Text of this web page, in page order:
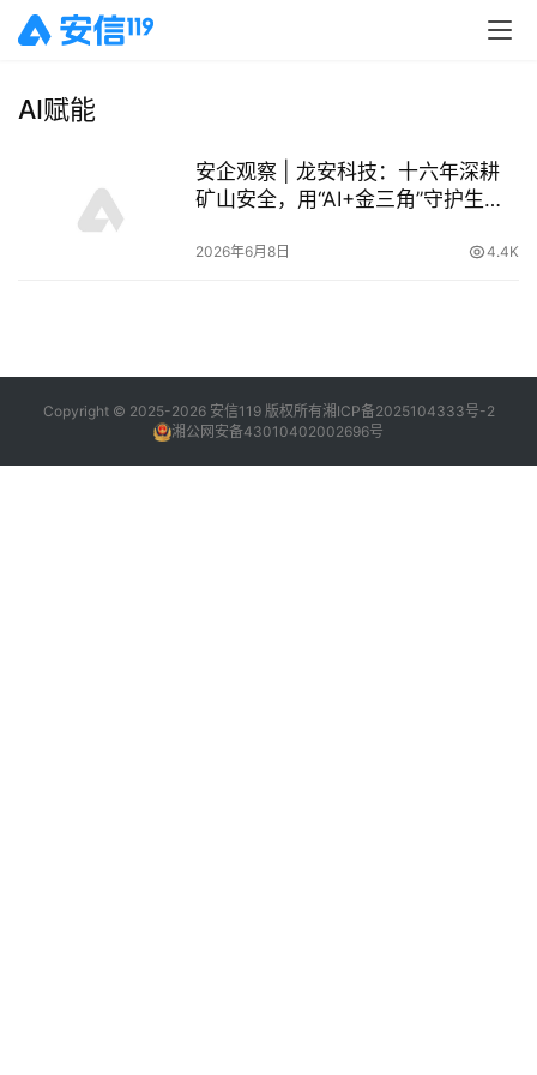
AI赋能
安企观察 | 龙安科技：十六年深耕
矿山安全，用“AI+金三角”守护生命
2026年6月8日 4.4K
Copyright © 2025-2026 安信119 版权所有湘ICP备2025104333号-2
湘公网安备43010402002696号